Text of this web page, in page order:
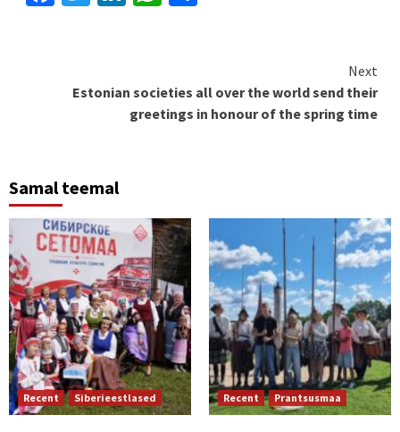
Reading
Next
Estonian societies all over the world send their
greetings in honour of the spring time
Samal teemal
Recent Siberieestlased Recent Prantsusmaa